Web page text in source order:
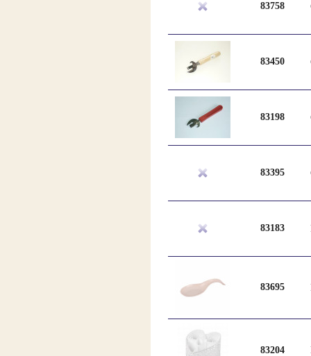
83758
83450
83198
83395
83183
83695
83204